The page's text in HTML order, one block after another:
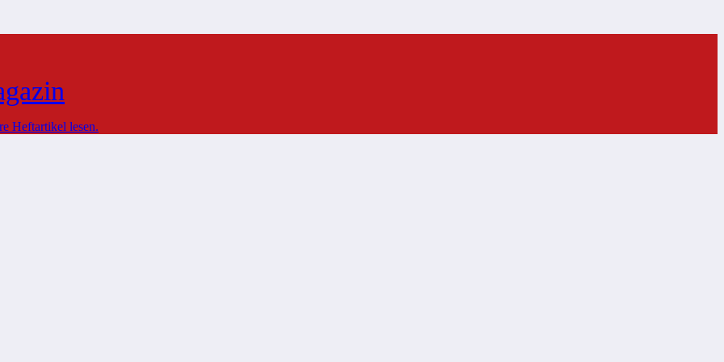
Heftartikel lesen.